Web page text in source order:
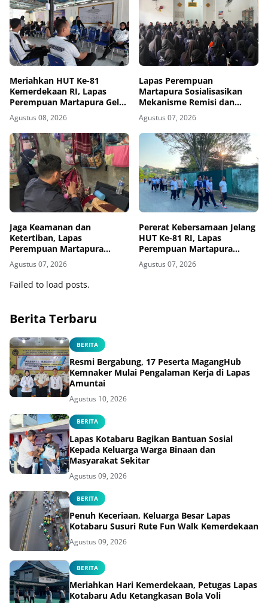
Meriahkan HUT Ke-81
Kemerdekaan RI, Lapas
Perempuan Martapura Gelar
Porseni Antarpetugas
Agustus 08, 2026
Lapas Perempuan
Martapura Sosialisasikan
Mekanisme Remisi dan
Integrasi kepada Warga
Binaan
Agustus 07, 2026
Jaga Keamanan dan
Ketertiban, Lapas
Perempuan Martapura
Intensifkan Razia di Blok
Maximum Security
Agustus 07, 2026
Pererat Kebersamaan Jelang
HUT Ke-81 RI, Lapas
Perempuan Martapura
Meriahkan Fun Walk
Bersama Kakanwil
Agustus 07, 2026
Failed to load posts.
Berita Terbaru
BERITA
Resmi Bergabung, 17 Peserta MagangHub
Kemnaker Mulai Pengalaman Kerja di Lapas
Amuntai
Agustus 10, 2026
BERITA
Lapas Kotabaru Bagikan Bantuan Sosial
Kepada Keluarga Warga Binaan dan
Masyarakat Sekitar
Agustus 09, 2026
BERITA
Penuh Keceriaan, Keluarga Besar Lapas
Kotabaru Susuri Rute Fun Walk Kemerdekaan
Agustus 09, 2026
BERITA
Meriahkan Hari Kemerdekaan, Petugas Lapas
Kotabaru Adu Ketangkasan Bola Voli